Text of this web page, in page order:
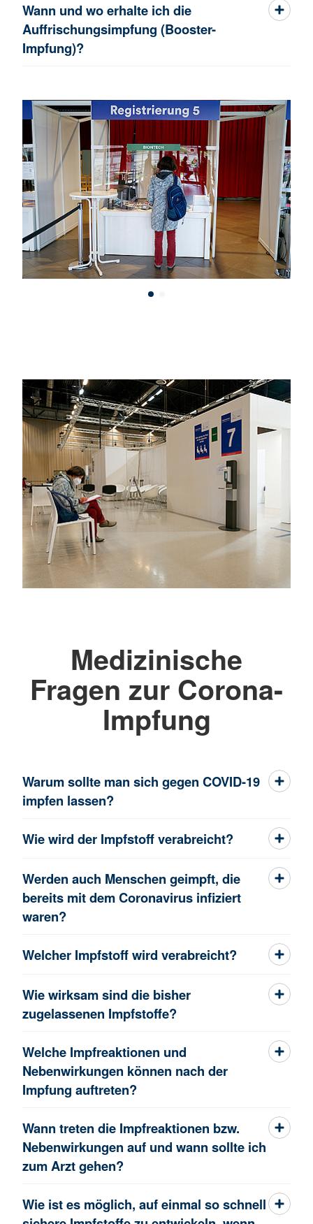
Wann und wo erhalte ich die
Auffrischungsimpfung (Booster-
Impfung)?
Medizinische
Fragen zur Corona-
Impfung
Warum sollte man sich gegen COVID-19
impfen lassen?
Wie wird der Impfstoff verabreicht?
Werden auch Menschen geimpft, die
bereits mit dem Coronavirus infiziert
waren?
Welcher Impfstoff wird verabreicht?
Wie wirksam sind die bisher
zugelassenen Impfstoffe?
Welche Impfreaktionen und
Nebenwirkungen können nach der
Impfung auftreten?
Wann treten die Impfreaktionen bzw.
Nebenwirkungen auf und wann sollte ich
zum Arzt gehen?
Wie ist es möglich, auf einmal so schnell